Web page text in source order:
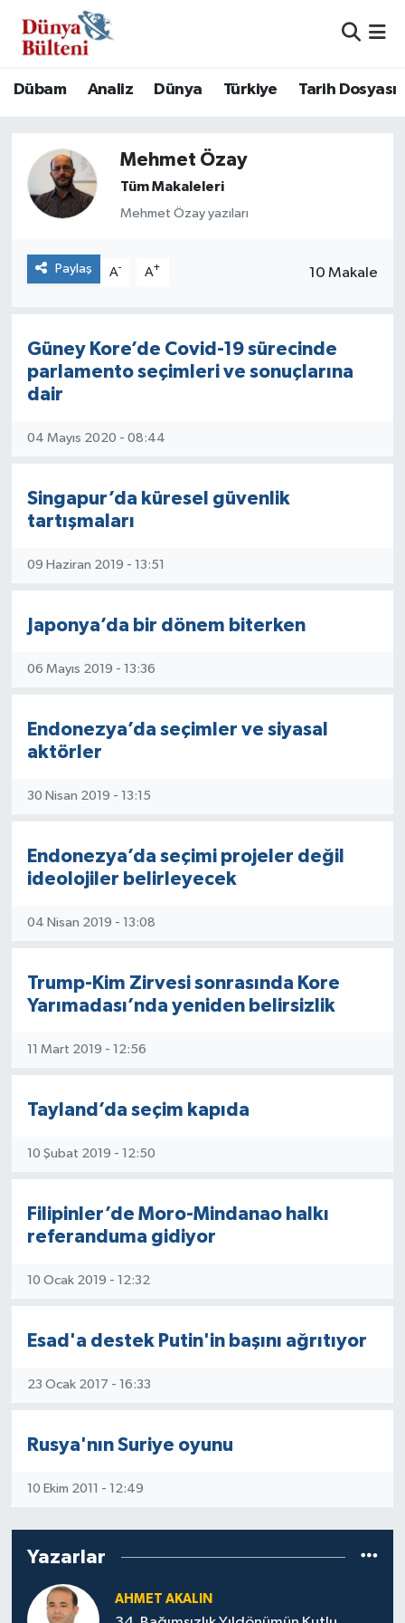
Dübam Analiz Dünya Türkiye Tarih Dosyası
Mehmet Özay
Tüm Makaleleri
Mehmet Özay yazıları
Paylaş A- A+ 10 Makale
Güney Kore’de Covid-19 sürecinde
parlamento seçimleri ve sonuçlarına
dair
04 Mayıs 2020 - 08:44
Singapur’da küresel güvenlik
tartışmaları
09 Haziran 2019 - 13:51
Japonya’da bir dönem biterken
06 Mayıs 2019 - 13:36
Endonezya’da seçimler ve siyasal
aktörler
30 Nisan 2019 - 13:15
Endonezya’da seçimi projeler değil
ideolojiler belirleyecek
04 Nisan 2019 - 13:08
Trump-Kim Zirvesi sonrasında Kore
Yarımadası’nda yeniden belirsizlik
11 Mart 2019 - 12:56
Tayland’da seçim kapıda
10 Şubat 2019 - 12:50
Filipinler’de Moro-Mindanao halkı
referanduma gidiyor
10 Ocak 2019 - 12:32
Esad'a destek Putin'in başını ağrıtıyor
23 Ocak 2017 - 16:33
Rusya'nın Suriye oyunu
10 Ekim 2011 - 12:49
Yazarlar
AHMET AKALIN
Hava Durumu
Namaz Vakitleri
Trafik Durumu
Süper Lig Puan Durumu ve Fikstür
Son Dakika Haberleri
Haber Arşivi